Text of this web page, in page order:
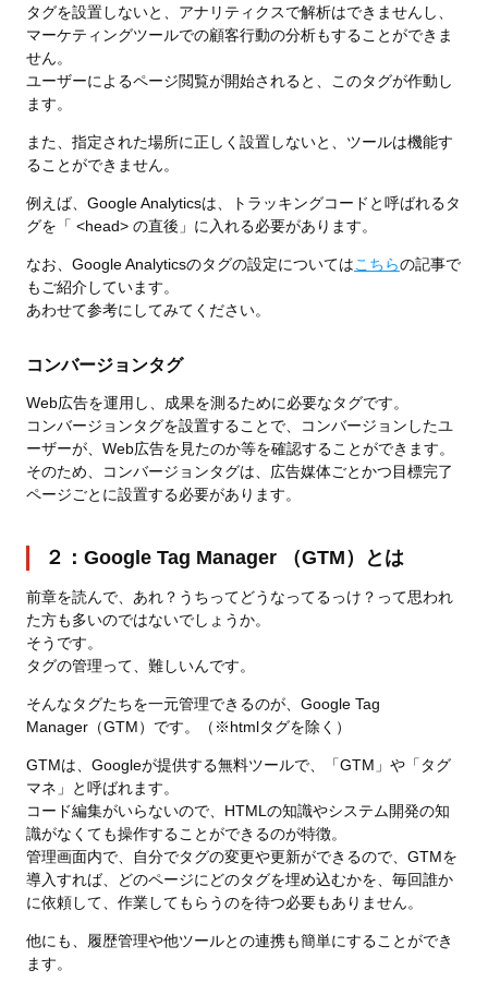
タグを設置しないと、アナリティクスで解析はできませんし、
マーケティングツールでの顧客行動の分析もすることができま
せん。
ユーザーによるページ閲覧が開始されると、このタグが作動し
ます。
また、指定された場所に正しく設置しないと、ツールは機能す
ることができません。
例えば、Google Analyticsは、トラッキングコードと呼ばれるタ
グを「 <head> の直後」に入れる必要があります。
なお、Google Analyticsのタグの設定についてはこちらの記事で
もご紹介しています。
あわせて参考にしてみてください。
コンバージョンタグ
Web広告を運用し、成果を測るために必要なタグです。
コンバージョンタグを設置することで、コンバージョンしたユ
ーザーが、Web広告を見たのか等を確認することができます。
そのため、コンバージョンタグは、広告媒体ごとかつ目標完了
ページごとに設置する必要があります。
２：Google Tag Manager （GTM）とは
前章を読んで、あれ？うちってどうなってるっけ？って思われ
た方も多いのではないでしょうか。
そうです。
タグの管理って、難しいんです。
そんなタグたちを一元管理できるのが、Google Tag
Manager（GTM）です。（※htmlタグを除く）
GTMは、Googleが提供する無料ツールで、「GTM」や「タグ
マネ」と呼ばれます。
コード編集がいらないので、HTMLの知識やシステム開発の知
識がなくても操作することができるのが特徴。
管理画面内で、自分でタグの変更や更新ができるので、GTMを
導入すれば、どのページにどのタグを埋め込むかを、毎回誰か
に依頼して、作業してもらうのを待つ必要もありません。
他にも、履歴管理や他ツールとの連携も簡単にすることができ
ます。